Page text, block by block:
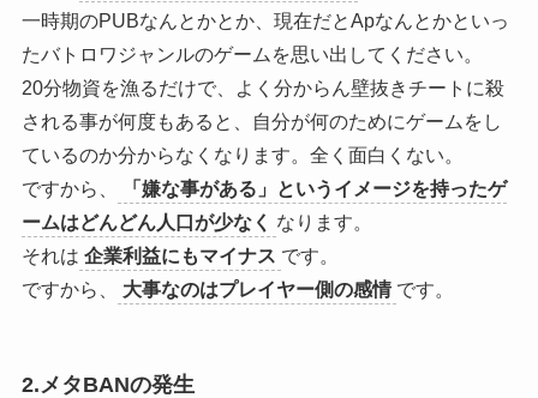
一時期のPUBなんとかとか、現在だとApなんとかといっ
たバトロワジャンルのゲームを思い出してください。
20分物資を漁るだけで、よく分からん壁抜きチートに殺
される事が何度もあると、自分が何のためにゲームをし
ているのか分からなくなります。全く面白くない。
ですから、
「嫌な事がある」というイメージを持ったゲ
ームはどんどん人口が少なく なります。
それは 企業利益にもマイナス です。
ですから、
大事なのはプレイヤー側の感情 です。
2.メタBANの発生